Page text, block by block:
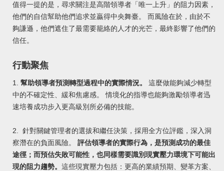
值得一提的是，尋求關注是高階領導者「唯一上升」的阻力因素，
他們的自信幫助他們追求並贏得中央舞臺。 而風險在於，由於不
夠謙遜，他們遮住了最需要籠絡的人才的光芒，最終影響了他們的
信任。
行動聚焦
1. 幫助領導者預測轉型過程中的實際情況。
這麼做能夠減少轉型
中的不確定性、緩和焦慮感。 情境化的指導也能夠激勵領導者迅
速培養成功步入更高級別所必備的技能。
2. 針對關鍵管理者的選拔和繼任決策，採用全方位評鑑，深入洞
察潛在的負面風險。
評估領導者的實際行為，是預測成功的最佳
途徑；而預估失敗可能性，也同樣需要識別現實壓力環境下可能出
現的阻力趨勢。 這些現實壓力包括： 更高的業績預期、變革方案、